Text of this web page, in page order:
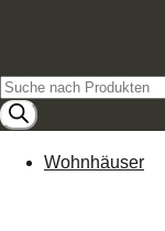
Products
search
Wohnhäuser